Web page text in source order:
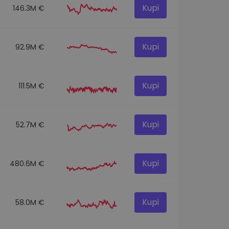
146.3M € Kupi
92.9M € Kupi
111.5M € Kupi
52.7M € Kupi
480.6M € Kupi
58.0M € Kupi